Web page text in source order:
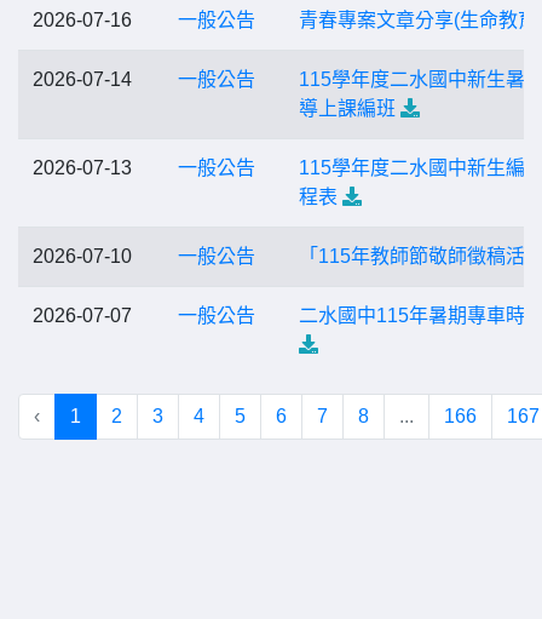
2026-07-16 一般公告 青春專案文章分享(生命教育
2026-07-14 一般公告
115學年度二水國中新生暑
導上課編班
2026-07-13 一般公告
115學年度二水國中新生編
程表
2026-07-10 一般公告 「115年教師節敬師徵稿活
2026-07-07 一般公告 二水國中115年暑期專車時
‹ 1 2 3 4 5 6 7 8 ... 166 167